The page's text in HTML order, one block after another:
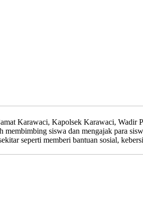
Karawaci, Kapolsek Karawaci, Wadir
siswa dan mengajak para
seperti memberi bantuan sosial,